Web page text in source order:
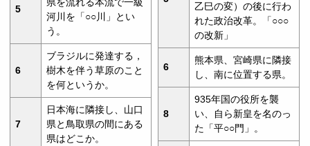
5
河川を「○○川」とい
う。
6
ブラジルに発達する，
樹木を伴う草原のこと
を何というか。
7
日本海に隣接し、山口
県と鳥取県の間にある
県はどこか。
乙巳の変）の後に行わ
れた政治改革。「○○○
の改新」
6
熊本県、宮崎県に隣接
し、南に位置する県。
8
935年国の役所を襲
い、自ら新皇を名のっ
た「平○○門」。